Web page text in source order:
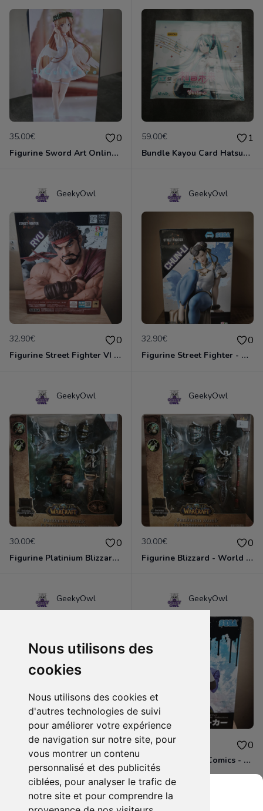
Nous utilisons des
cookies
Nous utilisons des cookies et
d'autres technologies de suivi
pour améliorer votre expérience
de navigation sur notre site, pour
vous montrer un contenu
personnalisé et des publicités
ciblées, pour analyser le trafic de
notre site et pour comprendre la
35.00€ 0
Figurine Sword Art Online - Bicute Pure - Asnar
59.00€ 1
Bundle Kayou Card Hatsune Miku Tier2 Wave 2
GeekyOwl
32.90€ 0
Figurine Street Fighter VI - Ryu
GeekyOwl
32.90€ 0
Figurine Street Fighter - Chun-Li
GeekyOwl
30.00€ 0
Figurine Platinium Blizzard - World Of Warcraft - Pandaren Moine / Voleur vert
GeekyOwl
30.00€ 0
Figurine Blizzard - World Of Warcraft - Pandaren Moine / Voleur Bleu
GeekyOwl
30.00€ 0
Figurine Blizzard - World Of Warcraft - Pandaren Moine / Voleur rouge
GeekyOwl
30.00€ 0
Figurine Marvel Comics - Suicide Squad Isekai Joker